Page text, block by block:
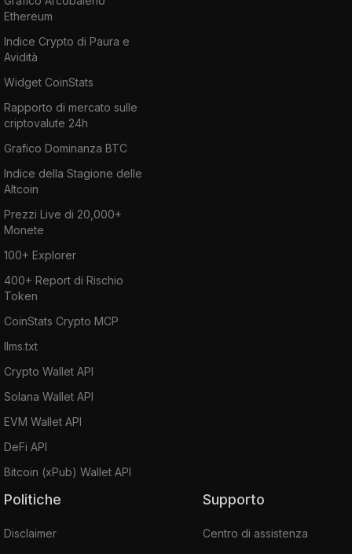
Ethereum
Indice Crypto di Paura e
Avidità
Widget CoinStats
Rapporto di mercato sulle
criptovalute 24h
Grafico Dominanza BTC
Indice della Stagione delle
Altcoin
Prezzi Live di 20,000+
Monete
100+ Explorer
400+ Report di Rischio
Token
CoinStats Crypto MCP
llms.txt
Crypto Wallet API
Solana Wallet API
EVM Wallet API
DeFi API
Bitcoin (xPub) Wallet API
Politiche
Disclaimer
Supporto
Centro di assistenza